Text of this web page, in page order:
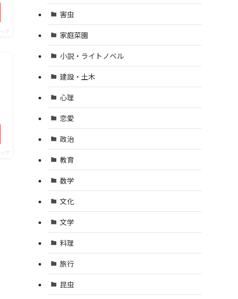
ップ
ップ
害虫
家庭菜園
小説・ライトノベル
建設・土木
心理
恋愛
政治
教育
数学
文化
文学
料理
旅行
昆虫